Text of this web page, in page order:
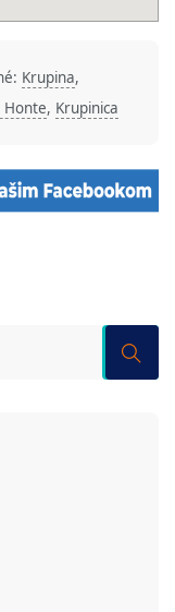
Krupina,
Honte, Krupinica